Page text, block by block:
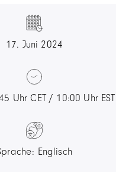
17. Juni 2024
Uhr CET / 10:00 Uhr EST
Englisch